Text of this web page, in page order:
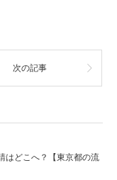
次の記事
はどこへ？【東京都の流